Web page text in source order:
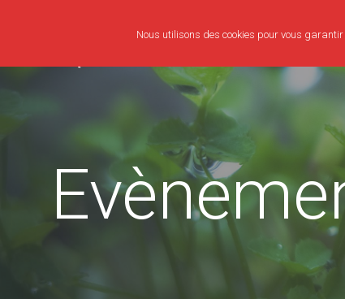
Nous utilisons des cookies pour vous